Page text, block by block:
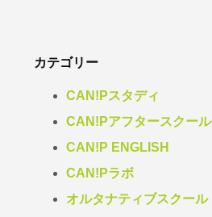
カテゴリー
CAN!Pスタディ
CAN!Pアフタースクール
CAN!P ENGLISH
CAN!Pラボ
オルタナティブスクール